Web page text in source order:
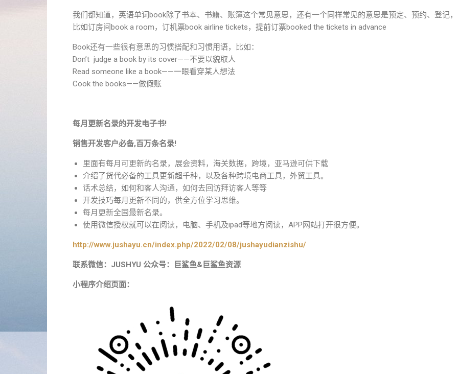
我们都知道，英语单词book除了书本、书籍、账簿这个常见意思，还有一个同样常见的意思是预定、预约、登记，
比如订房间book a room，订机票book airline tickets，提前订票booked the tickets in advance
Book还有一些很有意思的习惯搭配和习惯用语，比如：
Don’t judge a book by its cover——不要以貌取人
Read someone like a book——一眼看穿某人想法
Cook the books——做假账
每月更新名录的开发电子书!
销售开发客户必备,百万条名录!
里面有每月可更新的名录，展会资料，海关数据，跨境，亚马逊可供下载
介绍了货代必备的工具更新超千种，以及各种跨境电商工具，外贸工具。
话术总结，如何和客人沟通，如何去回访拜访客人等等
开发技巧每月更新不同的，供全方位学习思维。
每月更新全国最新名录。
使用微信授权就可以在阅读，电脑、手机及ipad等地方阅读，APP网站打开很方便。
http://www.jushayu.cn/index.php/2022/02/08/jushayudianzishu/
联系微信：JUSHYU 公众号：巨鲨鱼&巨鲨鱼资源
小程序介绍页面：